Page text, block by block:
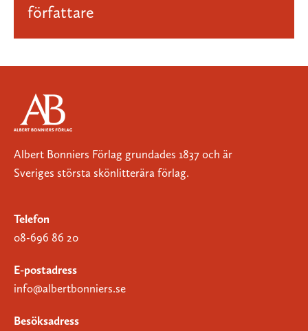
författare
Albert Bonniers Förlag grundades 1837 och är
Sveriges största skönlitterära förlag.
Telefon
08-696 86 20
E-postadress
info@albertbonniers.se
Besöksadress